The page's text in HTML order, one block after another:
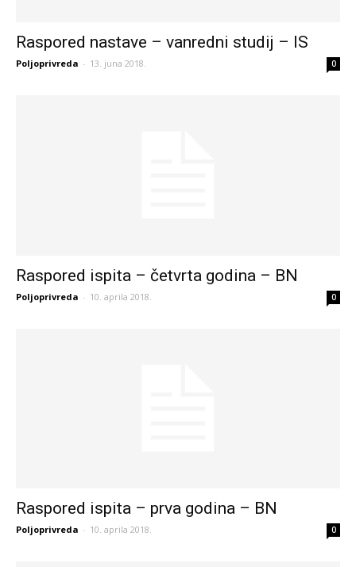
Raspored nastave – vanredni studij – IS
Poljoprivreda - 13. juna 2018. 0
Raspored ispita – četvrta godina – BN
Poljoprivreda - 10. aprila 2018. 0
Raspored ispita – prva godina – BN
Poljoprivreda - 10. aprila 2018. 0